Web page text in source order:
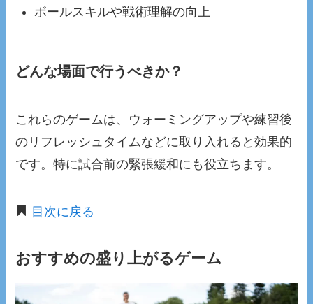
ボールスキルや戦術理解の向上
どんな場面で行うべきか？
これらのゲームは、ウォーミングアップや練習後
のリフレッシュタイムなどに取り入れると効果的
です。特に試合前の緊張緩和にも役立ちます。
目次に戻る
おすすめの盛り上がるゲーム